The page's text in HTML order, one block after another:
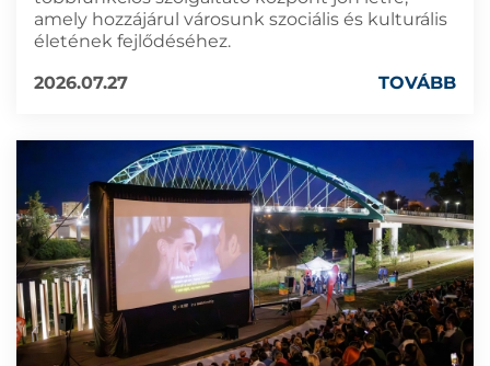
amely hozzájárul városunk szociális és kulturális
életének fejlődéséhez.
2026.07.27
TOVÁBB